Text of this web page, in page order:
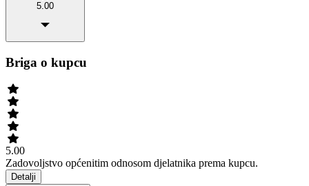
5.00
Briga o kupcu
5.00
Zadovoljstvo općenitim odnosom djelatnika prema kupcu.
Detalji